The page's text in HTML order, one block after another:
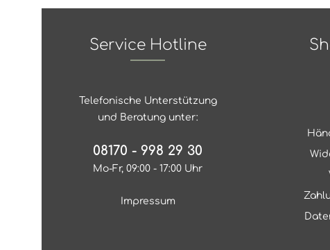
Service Hotline
Telefonische Unterstützung
und Beratung unter:
08170 - 998 29 30
Mo-Fr, 09:00 - 17:00 Uhr
Impressum